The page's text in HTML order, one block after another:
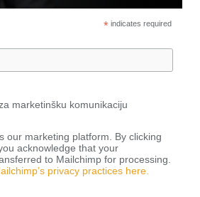
*indicates required
marketinšku komunikaciju
our marketing platform. By clicking
acknowledge that your
to Mailchimp for processing.
privacy practices here.